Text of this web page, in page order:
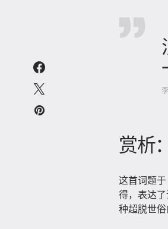
赏析：
这首词题
得，表达
种超脱世俗